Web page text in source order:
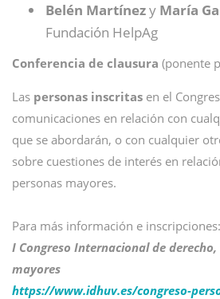
Belén Martínezy María
Fundación HelpAg
Conferencia de clausura (ponente
Las personas inscritas en el
comunicaciones en relación con
que se abordarán, o con cualquier
sobre cuestiones de interés en
personas mayores.
Para más información e inscripciones:
I Congreso Internacional de
mayores
https://www.idhuv.es/congreso-